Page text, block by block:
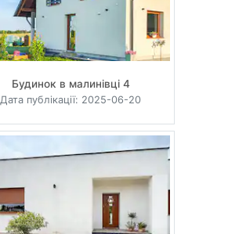
Будинок в малинівці 4
Дата публікації: 2025-06-20